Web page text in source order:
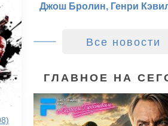
Джош Бролин, Генри
Все новости
ГЛАВНОЕ НА